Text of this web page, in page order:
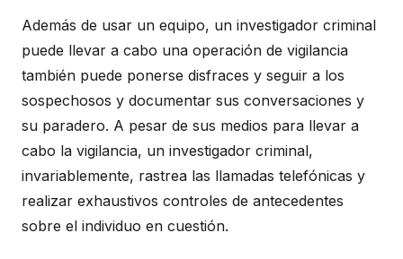
Además de usar un equipo, un investigador criminal
puede llevar a cabo una operación de vigilancia
también puede ponerse disfraces y seguir a los
sospechosos y documentar sus conversaciones y
su paradero. A pesar de sus medios para llevar a
cabo la vigilancia, un investigador criminal,
invariablemente, rastrea las llamadas telefónicas y
realizar exhaustivos controles de antecedentes
sobre el individuo en cuestión.